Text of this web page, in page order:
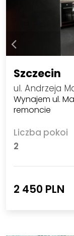
Szczecin
ul. Andrzeja
Wynajem ul.
remoncie
Liczba pokoi
2
2 450 PLN